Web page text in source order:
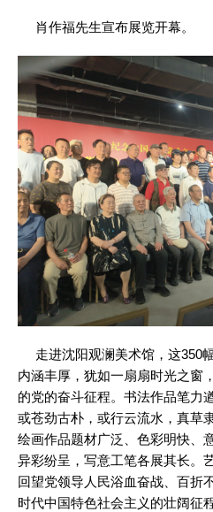
肖作福先生宣布展览开幕。
走进沈阳观澜美术馆，这350
内涵丰厚，犹如一扇扇时光之窗
的党的奋斗征程。书法作品笔力
或苍劲古朴，或行云流水，真草
绘画作品题材广泛、色彩明快、
异彩纷呈，写意工笔各展其长。
回望党领导人民浴血奋战、百折
时代中国特色社会主义的壮阔征